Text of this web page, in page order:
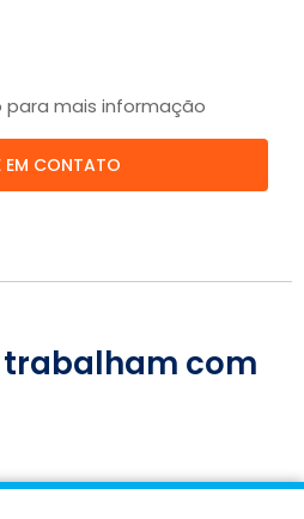
para mais informação
EM CONTATO
com